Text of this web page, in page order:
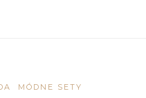
MÓDNE SETY